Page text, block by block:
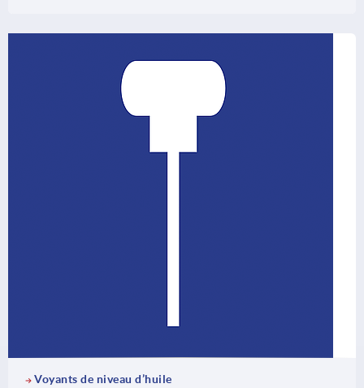
Voyants de niveau d’huile